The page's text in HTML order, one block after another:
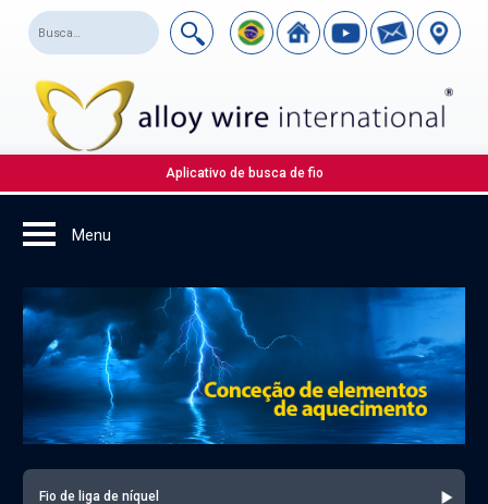
Aplicativo de busca de fio
Fio de liga de níquel